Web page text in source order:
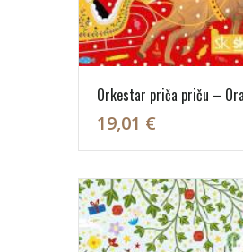
Orkestar priča priču –
19,01 €